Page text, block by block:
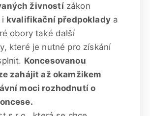
živnostízákon
kvalifikační předpokladya
obory také další
které je nutné pro získání
Koncesovanou
zahájit až okamžikem
moci rozhodnutí o